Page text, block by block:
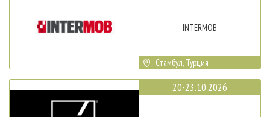
INTERMOB
Стамбул, Турция
20-23.10.2026